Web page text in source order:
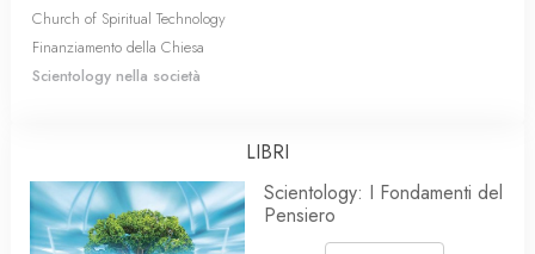
Church of Spiritual Technology
Finanziamento della Chiesa
Scientology nella società
LIBRI
Scientology: I Fondamenti del
Pensiero